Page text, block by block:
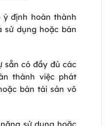
ý định hoàn thành
sử dụng hoặc bán
sẵn có đầy đủ các
thành việc phát
bán tài sản vô
sử dụng hoặc